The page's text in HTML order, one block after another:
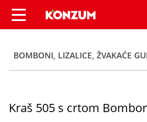
Kraš 505 s crtom
BOMBONI, LIZALICE, ŽVAKAĆE
Kraš 505 s crtom